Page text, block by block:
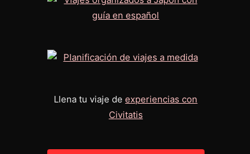
Llena tu viaje deexperiencias con
Civitatis